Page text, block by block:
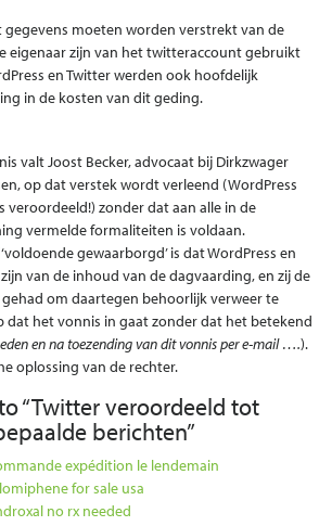
moeten worden verstrekt van de
eigenaar zijn van het twitteraccount gebruikt
en Twitter werden ook hoofdelijk
in de kosten van dit geding.
valt Joost Becker, advocaat bij Dirkzwager
op dat verstek wordt verleend (WordPress
veroordeeld!) zonder dat aan alle in de
vermelde formaliteiten is voldaan.
gewaarborgd’ is dat WordPress en
van de inhoud van de dagvaarding, en zij de
om daartegen behoorlijk verweer te
dat het vonnis in gaat zonder dat het betekend
en na toezending van dit vonnis per e-mail ….).
oplossing van de rechter.
“Twitter veroordeeld tot
berichten”
expédition le lendemain
for sale usa
no rx needed